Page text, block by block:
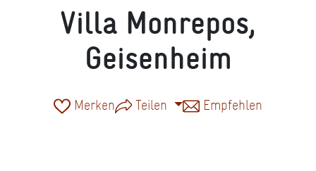
Villa Monrepos,
Geisenheim
Merken Teilen Empfehlen